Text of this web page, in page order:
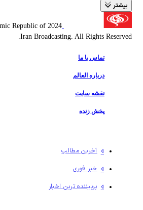
بیشتر
Islamic Republic of
Iran Broadcasting. All Rights Reserved.
تماس با ما
درباره العالم
نقشه سایت
پخش زنده
آخرین مطالب
خبر فوری
پربیننده ترین اخبار